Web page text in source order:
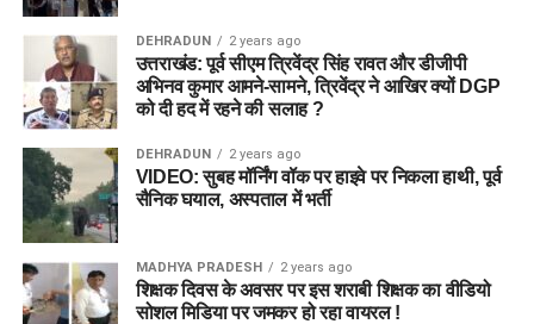
DEHRADUN 2 years ago
उत्तराखंड: पूर्व सीएम त्रिवेंद्र सिंह रावत और डीजीपी
अभिनव कुमार आमने-सामने, त्रिवेंद्र ने आखिर क्यों DGP
को दी हद में रहने की सलाह ?
DEHRADUN 2 years ago
VIDEO: सुबह मॉर्निंग वॉक पर हाइवे पर निकला हाथी, पूर्व
सैनिक घयाल, अस्पताल में भर्ती
MADHYA PRADESH 2 years ago
शिक्षक दिवस के अवसर पर इस शराबी शिक्षक का वीडियो
सोशल मिडिया पर जमकर हो रहा वायरल !